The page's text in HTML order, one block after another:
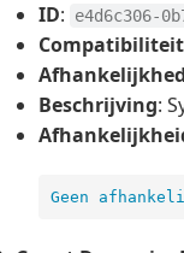
ID: e4d6c306-
Compatibiliteit
Beschrijving:
Geen